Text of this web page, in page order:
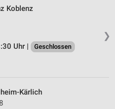
❯
Koblenz
Uhr |
Geschlossen
Kärlich